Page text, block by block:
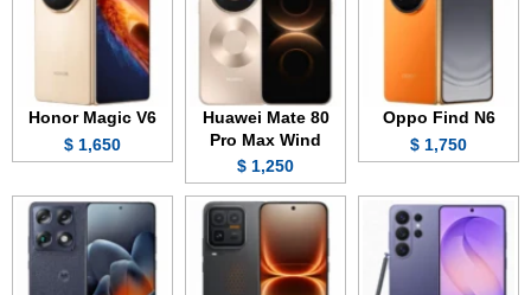
Oppo Find N6
1,750 $
Huawei Mate 80
Pro Max Wind
1,250 $
Honor Magic V6
1,650 $